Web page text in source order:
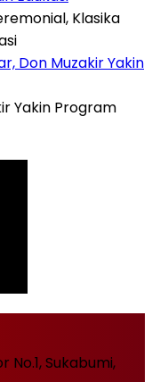
Don Muzakir Yakin
No.1, Sukabumi,